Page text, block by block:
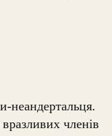
неандертальця.
членів